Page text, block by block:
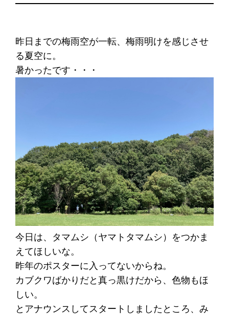
昨日までの梅雨空が一転、梅雨明けを感じさせ
る夏空に。
暑かったです・・・
今日は、タマムシ（ヤマトタマムシ）をつかま
えてほしいな。
昨年のポスターに入ってないからね。
カブクワばかりだと真っ黒けだから、色物もほ
しい。
とアナウンスしてスタートしましたところ、み